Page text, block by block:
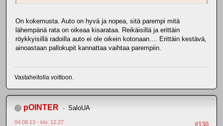
On kokemusta. Auto on hyvä ja nopea, sitä parempi mitä
lähempänä rata on oikeaa kisarataa. Reikäisillä ja erittäin
röykkyisillä radoilla auto ei ole oikein kotonaan.... Erittäin kestävä,
ainoastaan pallokupit kannattaa vaihtaa parempiin.
Vastaheitolla voittoon.
pOINTER SaloUA
#130
04.08.13 - klo: 12.27